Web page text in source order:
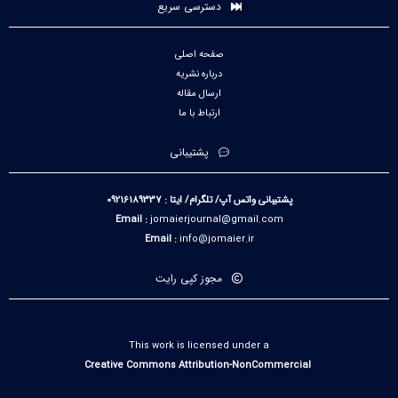
دسترسی سریع
صفحه اصلی
درباره نشریه
ارسال مقاله
ارتباط با ما
پشتیبانی
پشتیبانی واتس آپ/ تلگرام/ ایتا : 09216189337
Email :jomaierjournal@gmail.com
Email :info@jomaier.ir
مجوز کپی رایت
This work is licensed under a